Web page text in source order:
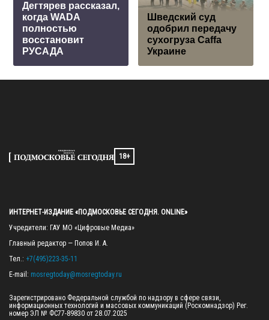
Дегтярев рассказал,
когда WADA
полностью
восстановит
РУСАДА
Шведский суд
одобрил передачу
сухогруза Caffa
Украине
18+
ИНТЕРНЕТ-ИЗДАНИЕ «ПОДМОСКОВЬЕ СЕГОДНЯ. ONLINE»
Учредители: ГАУ МО «Цифровые Медиа»
Главный редактор — Попов И. А.
Тел.: +7(495)223-35-11
E-mail: mosregtoday@mosregtoday.ru
Зарегистрировано Федеральной службой по надзору в сфере связи,
информационных технологий и массовых коммуникаций (Роскомнадзор) Рег.
номер ЭЛ № ФС77-89830 от 28.07.2025